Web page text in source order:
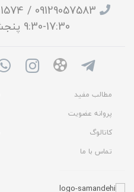
17:30-9:30 پنجشنبه 13:00-9:30
مطالب مفید
پروانه عضویت
کاتالوگ
تماس با ما